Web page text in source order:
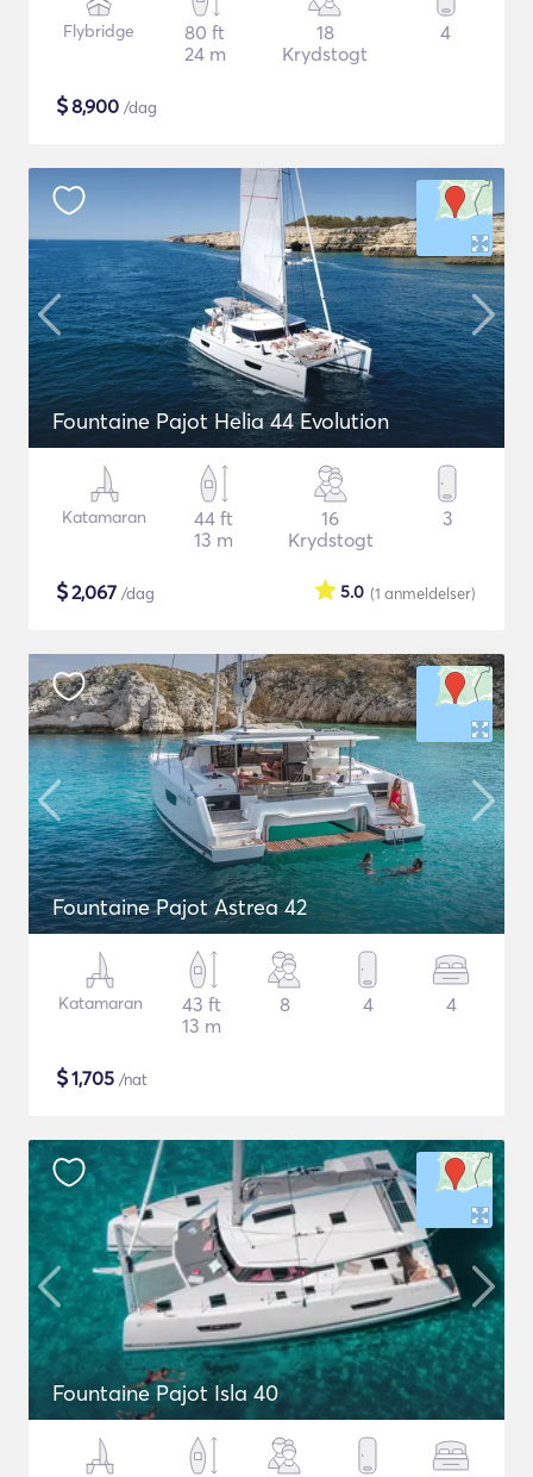
Flybridge
80 ft
24 m
18
Krydstogt
4
$8,900 /dag
Fountaine Pajot Helia 44 Evolution
Katamaran
44 ft
13 m
16
Krydstogt
3
$2,067 /dag (1 anmeldelser)
5.0
Fountaine Pajot Astrea 42
Katamaran
43 ft
13 m
8 4 4
$1,705 /nat
Fountaine Pajot Isla 40